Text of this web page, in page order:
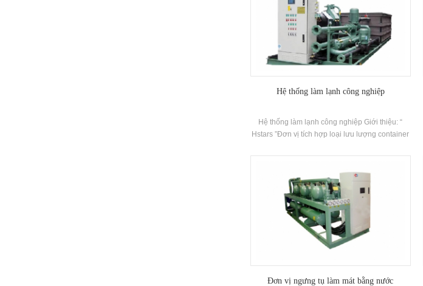
Hệ thống làm lạnh công nghiệp
Hệ thống làm lạnh công nghiệp Giới thiệu: “
Hstars ”Đơn vị tích hợp loại lưu lượng container
của Quảng Châu H'Tars Nhóm. Quảng Châu
H'tars Nhóm có thể điều chỉnh giải pháp theo
nhu cầu của dự án cụ thể từ khách hàng.
Thương hiệu: Hstars Điện lạnh Phạm vi: tùy
chỉnh Ứng dụng: công nghiệp vận tải, vv
Đơn vị ngưng tụ làm mát bằng nước